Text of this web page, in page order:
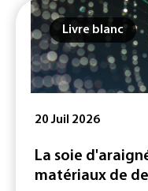
Livre blanc
20 Juil 2026
La soie
matériaux de